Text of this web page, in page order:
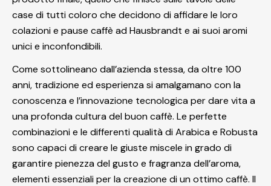
case di tutti coloro che decidono di affidare le loro
colazioni e pause caffè ad Hausbrandt e ai suoi aromi
unici e inconfondibili.
Come sottolineano dall’azienda stessa, da oltre 100
anni, tradizione ed esperienza si amalgamano con la
conoscenza e l’innovazione tecnologica per dare vita a
una profonda cultura del buon caffè. Le perfette
combinazioni e le differenti qualità di Arabica e Robusta
sono capaci di creare le giuste miscele in grado di
garantire pienezza del gusto e fragranza dell’aroma,
elementi essenziali per la creazione di un ottimo caffè. Il